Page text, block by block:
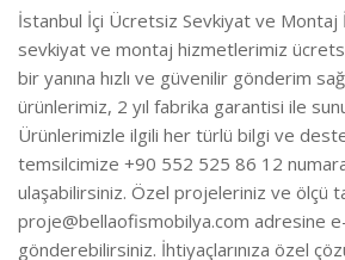
İstanbul İçi Ücretsiz Sevkiyat ve Montaj
sevkiyat ve montaj hizmetlerimiz
bir yanına hızlı ve güvenilir gönderim
ürünlerimiz, 2 yıl fabrika garantisi ile
Ürünlerimizle ilgili her türlü bilgi ve
temsilcimize +90 552 525 86 12
ulaşabilirsiniz. Özel projeleriniz ve ölçü
proje@bellaofismobilya.com adresine
gönderebilirsiniz. İhtiyaçlarınıza özel